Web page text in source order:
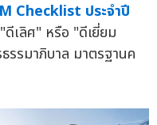
Checklist ประจำปี
เลิศ" หรือ "ดีเยี่ยม
รรมาภิบาล มาตรฐานค